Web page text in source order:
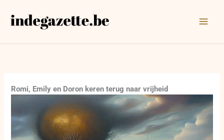
naar
Romi, Emily en Doron keren terug naar vrijheid